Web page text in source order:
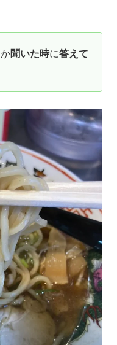
か聞いた時に答えて